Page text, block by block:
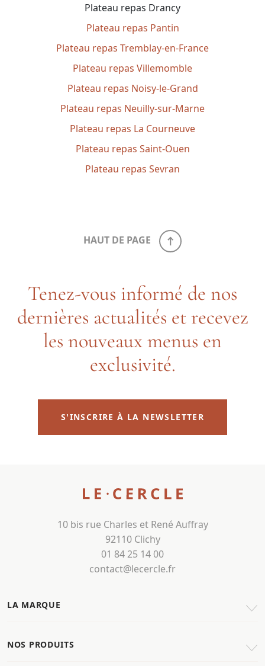
Plateau repas Drancy
Plateau repas Pantin
Plateau repas Tremblay-en-France
Plateau repas Villemomble
Plateau repas Noisy-le-Grand
Plateau repas Neuilly-sur-Marne
Plateau repas La Courneuve
Plateau repas Saint-Ouen
Plateau repas Sevran
HAUT DE PAGE
Tenez-vous informé de nos
dernières actualités et recevez
les nouveaux menus en
exclusivité.
S'INSCRIRE À LA NEWSLETTER
10 bis rue Charles et René Auffray
92110 Clichy
01 84 25 14 00
contact@lecercle.fr
LA MARQUE
NOS PRODUITS